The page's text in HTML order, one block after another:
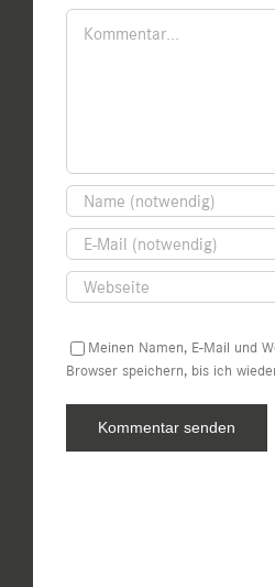
Kommentar
Meinen Namen, E-Mail und
Browser speichern, bis ich